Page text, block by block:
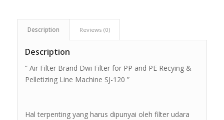
Description Reviews (0)
Description
” Air Filter Brand Dwi Filter for PP and PE Recying &
Pelletizing Line Machine SJ-120 ”
Hal terpenting yang harus dipunyai oleh filter udara